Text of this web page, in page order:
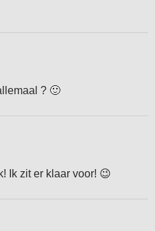
? 🙂
Ik zit er klaar voor! 😉